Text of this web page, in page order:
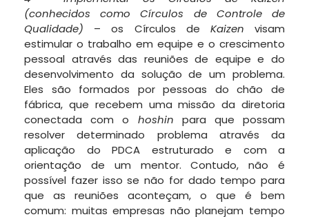
(conhecidos como Círculos de Controle de
Qualidade) – os Círculos de Kaizen visam
estimular o trabalho em equipe e o crescimento
pessoal através das reuniões de equipe e do
desenvolvimento da solução de um problema.
Eles são formados por pessoas do chão de
fábrica, que recebem uma missão da diretoria
conectada com o hoshin para que possam
resolver determinado problema através da
aplicação do PDCA estruturado e com a
orientação de um mentor. Contudo, não é
possível fazer isso se não for dado tempo para
que as reuniões aconteçam, o que é bem
comum: muitas empresas não planejam tempo